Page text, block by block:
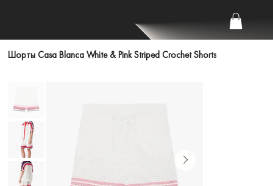
Шорты Casa Blanca White & Pink Striped Crochet Shorts